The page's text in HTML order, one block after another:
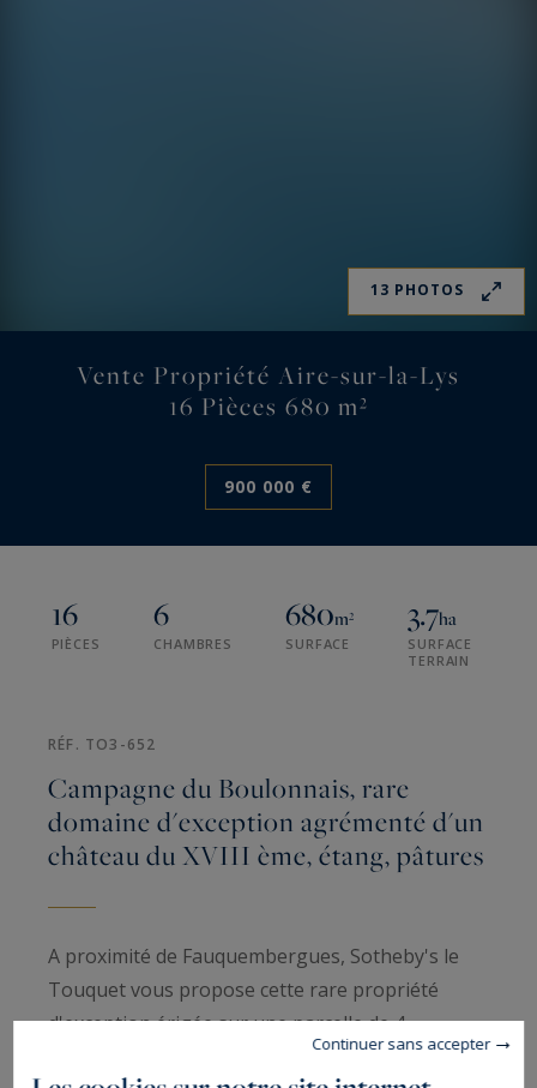
13 PHOTOS
Vente Propriété Aire-sur-la-Lys
16 Pièces 680 m²
900 000 €
16
PIÈCES
6
CHAMBRES
680m²
SURFACE
3.7ha
SURFACE
TERRAIN
RÉF. TO3-652
Campagne du Boulonnais, rare
domaine d'exception agrémenté d'un
château du XVIII ème, étang, pâtures
A proximité de Fauquembergues, Sotheby's le
Touquet vous propose cette rare propriété
d'exception érigée sur une parcelle de 4
hectares. Une majestueuse allée bordée de
Continuer sans accepter